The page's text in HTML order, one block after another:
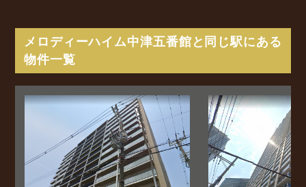
メロディーハイム中津五番館と同じ駅にある
物件一覧